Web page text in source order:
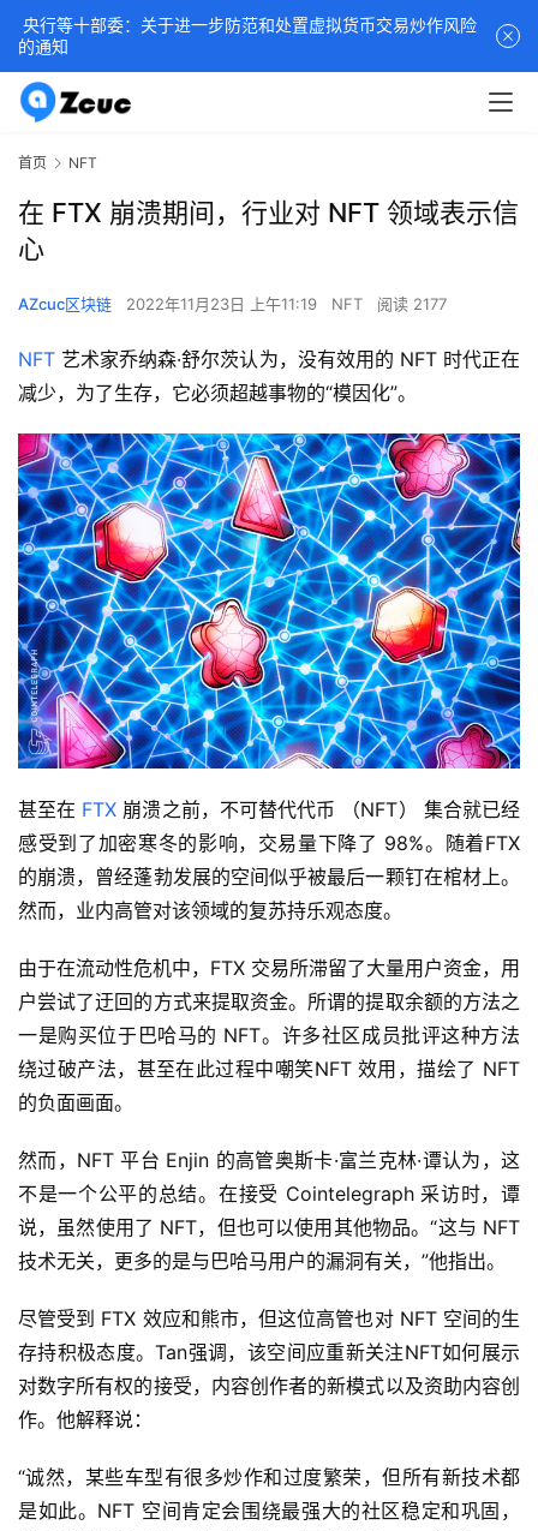
首页 NFT
在 FTX 崩溃期间，行业对 NFT 领域表示信
心
AZcuc区块链 2022年11月23日 上午11:19 NFT 阅读 2177
NFT 艺术家乔纳森·舒尔茨认为，没有效用的 NFT 时代正在
减少，为了生存，它必须超越事物的“模因化”。
甚至在 FTX 崩溃之前，不可替代代币 （NFT） 集合就已经
感受到了加密寒冬的影响，交易量下降了 98%。随着FTX
的崩溃，曾经蓬勃发展的空间似乎被最后一颗钉在棺材上。
然而，业内高管对该领域的复苏持乐观态度。
由于在流动性危机中，FTX 交易所滞留了大量用户资金，用
户尝试了迂回的方式来提取资金。所谓的提取余额的方法之
一是购买位于巴哈马的 NFT。许多社区成员批评这种方法
绕过破产法，甚至在此过程中嘲笑NFT 效用，描绘了 NFT
的负面画面。
然而，NFT 平台 Enjin 的高管奥斯卡·富兰克林·谭认为，这
不是一个公平的总结。在接受 Cointelegraph 采访时，谭
说，虽然使用了 NFT，但也可以使用其他物品。“这与 NFT
技术无关，更多的是与巴哈马用户的漏洞有关，”他指出。
尽管受到 FTX 效应和熊市，但这位高管也对 NFT 空间的生
存持积极态度。Tan强调，该空间应重新关注NFT如何展示
对数字所有权的接受，内容创作者的新模式以及资助内容创
作。他解释说：
“诚然，某些车型有很多炒作和过度繁荣，但所有新技术都
是如此。NFT 空间肯定会围绕最强大的社区稳定和巩固，
央行等十部委：关于进一步防范和处置虚拟货币交易炒作风险
的通知